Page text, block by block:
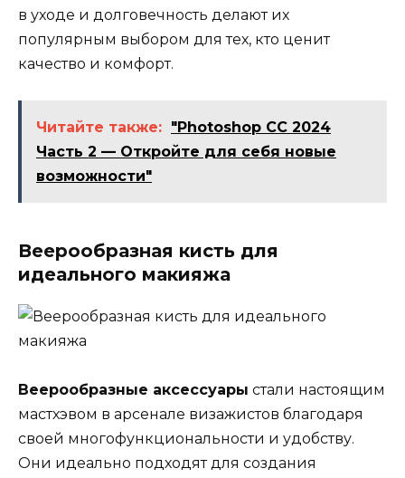
в уходе и долговечность делают их
популярным выбором для тех, кто ценит
качество и комфорт.
Читайте также: "Photoshop CC 2024
Часть 2 — Откройте для себя новые
возможности"
Веерообразная кисть для
идеального макияжа
Веерообразные аксессуары стали настоящим
мастхэвом в арсенале визажистов благодаря
своей многофункциональности и удобству.
Они идеально подходят для создания